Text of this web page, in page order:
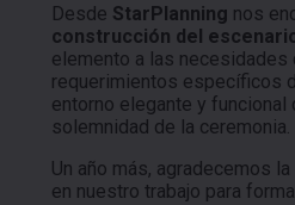
Desde StarPlanning nos
construcción del
elemento a las
requerimientos específicos
entorno elegante y funcional
solemnidad de la ceremonia.
Un año más, agradecemos
en nuestro trabajo para